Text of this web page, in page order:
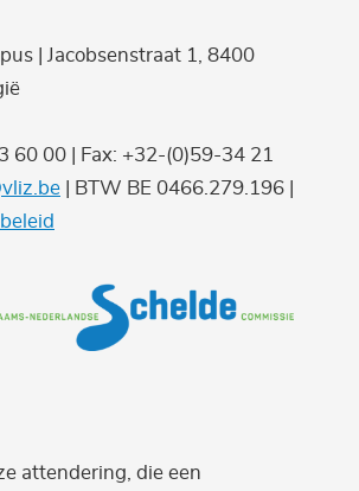
| Jacobsenstraat 1, 8400
60 00 | Fax: +32-(0)59-34 21
| BTW BE 0466.279.196 |
attendering, die een